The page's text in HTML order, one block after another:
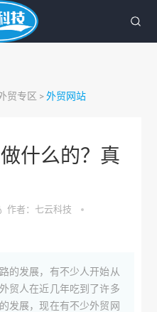
贸专区 >外贸网站
什么的？真
作者：七云科技
的发展，有不少人开始从
贸人在近几年吃到了许多
发展，现在有不少外贸网